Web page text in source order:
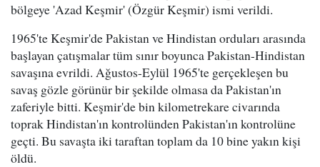
bölgeye 'Azad Keşmir' (Özgür Keşmir) ismi verildi.
1965'te Keşmir'de Pakistan ve Hindistan orduları arasında
başlayan çatışmalar tüm sınır boyunca Pakistan-Hindistan
savaşına evrildi. Ağustos-Eylül 1965'te gerçekleşen bu
savaş gözle görünür bir şekilde olmasa da Pakistan'ın
zaferiyle bitti. Keşmir'de bin kilometrekare civarında
toprak Hindistan'ın kontrolünden Pakistan'ın kontrolüne
geçti. Bu savaşta iki taraftan toplam da 10 bine yakın kişi
öldü.